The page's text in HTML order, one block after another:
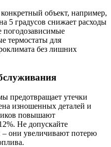
объект, например,
5 градусов снижает расходы
погодозависимые
термостаты для
без лишних
предотвращает утечки
изношенных деталей и
повышают
Не допускайте
– они увеличивают потерю